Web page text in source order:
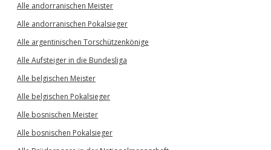
Alle andorranischen Meister
Alle andorranischen Pokalsieger
Alle argentinischen Torschützenkönige
Alle Aufsteiger in die Bundesliga
Alle belgischen Meister
Alle belgischen Pokalsieger
Alle bosnischen Meister
Alle bosnischen Pokalsieger